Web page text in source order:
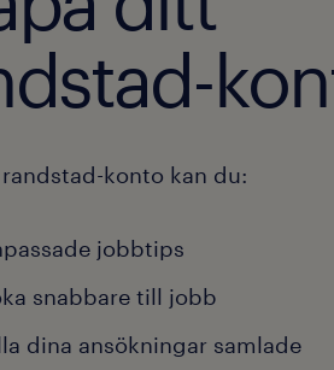
konto kan du:
jobbtips
snabbare till jobb
dina ansökningar samlade